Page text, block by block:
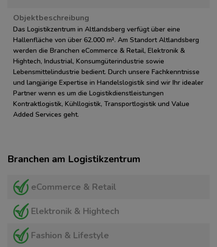
Objektbeschreibung
Das Logistikzentrum in Altlandsberg verfügt über eine
Hallenfläche von über 62.000 m². Am Standort Altlandsberg
werden die Branchen eCommerce & Retail, Elektronik &
Hightech, Industrial, Konsumgüterindustrie sowie
Lebensmittelindustrie bedient. Durch unsere Fachkenntnisse
und langjärige Expertise in Handelslogistik sind wir Ihr idealer
Partner wenn es um die Logistikdienstleistungen
Kontraktlogistik, Kühllogistik, Transportlogistik und Value
Added Services geht.
Branchen am Logistikzentrum
eCommerce & Retail
Elektronik & Hightech
Fashion & Lifestyle